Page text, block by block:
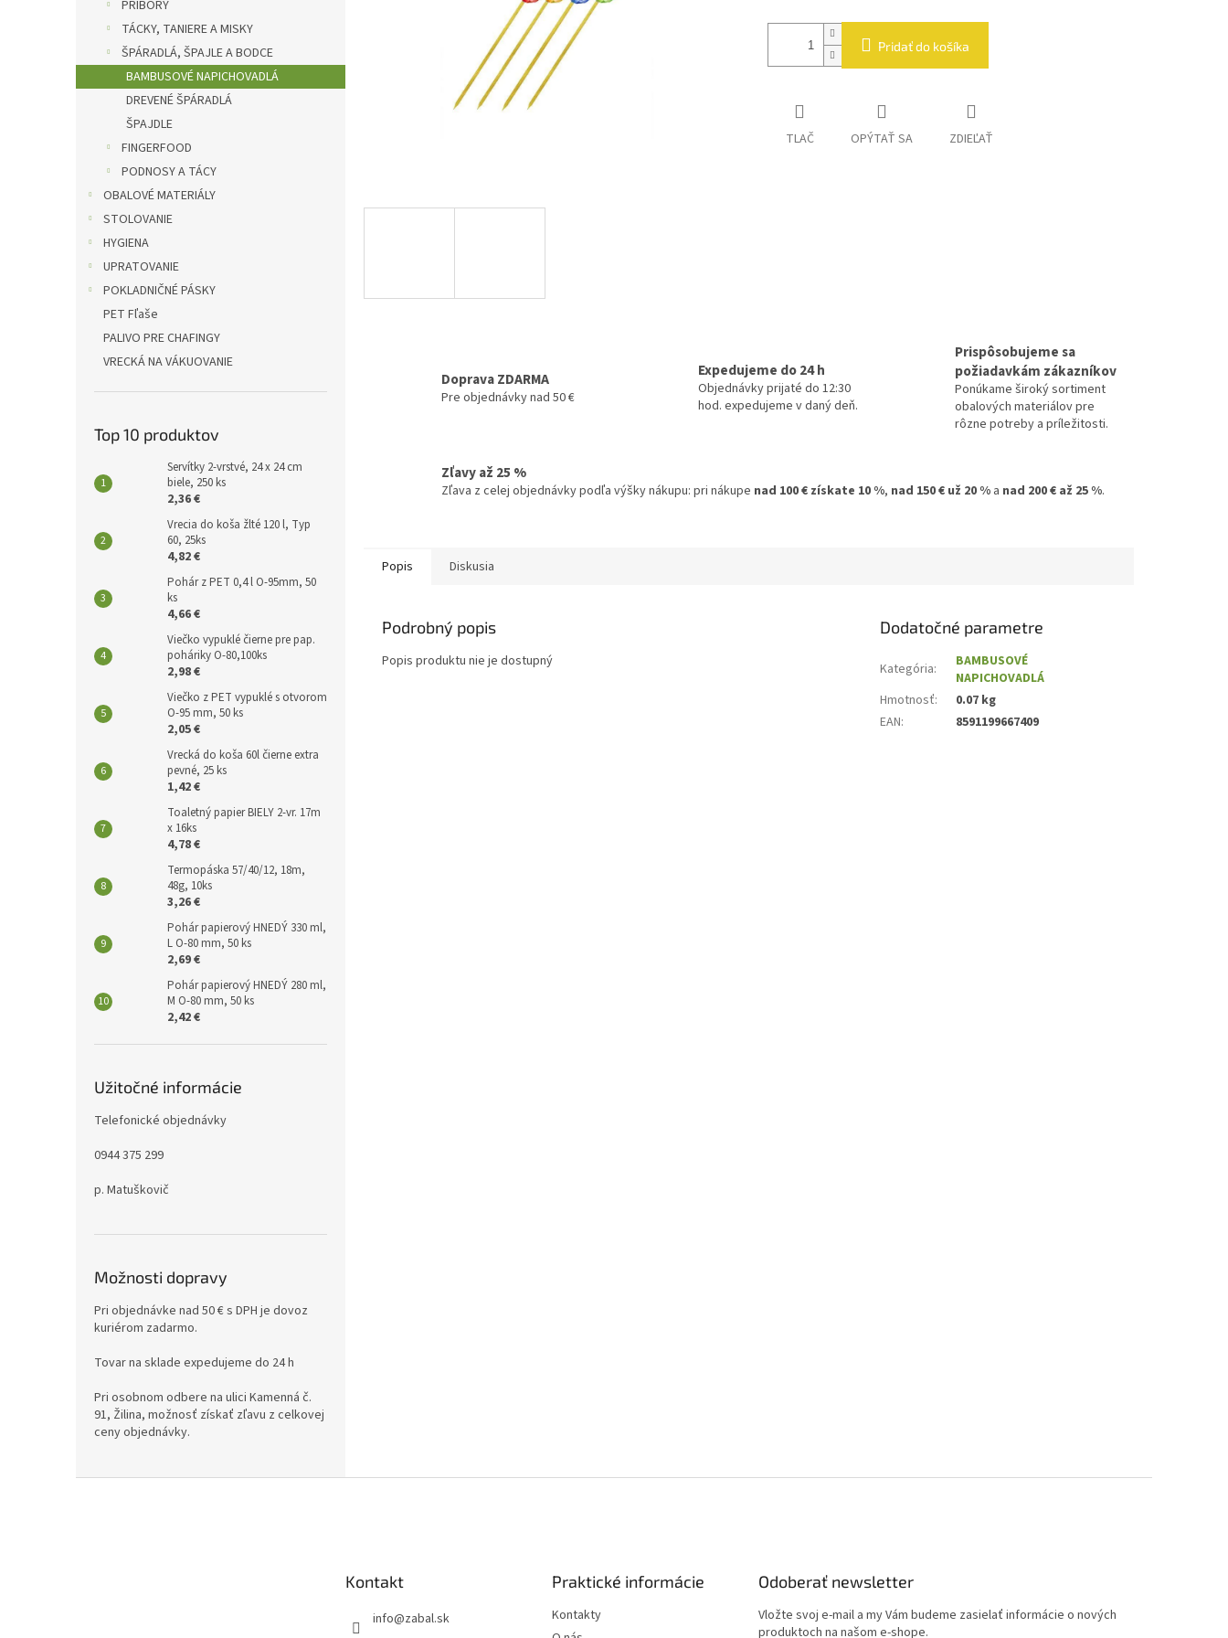
PRÍBORY
TÁCKY, TANIERE A MISKY
ŠPÁRADLÁ, ŠPAJLE A BODCE
BAMBUSOVÉ NAPICHOVADLÁ
DREVENÉ ŠPÁRADLÁ
ŠPAJDLE
FINGERFOOD
PODNOSY A TÁCY
OBALOVÉ MATERIÁLY
STOLOVANIE
HYGIENA
UPRATOVANIE
POKLADNIČNÉ PÁSKY
PET Fľaše
PALIVO PRE CHAFINGY
VRECKÁ NA VÁKUOVANIE
Top 10 produktov
Servítky 2-vrstvé, 24 x 24 cm
biele, 250 ks
2,36 €
Vrecia do koša žlté 120 l, Typ
60, 25ks
4,82 €
Pohár z PET 0,4 l O-95mm, 50
ks
4,66 €
Viečko vypuklé čierne pre pap.
poháriky O-80,100ks
2,98 €
Viečko z PET vypuklé s otvorom
O-95 mm, 50 ks
2,05 €
Vrecká do koša 60l čierne extra
pevné, 25 ks
1,42 €
Toaletný papier BIELY 2-vr. 17m
x 16ks
4,78 €
Termopáska 57/40/12, 18m,
48g, 10ks
3,26 €
Pohár papierový HNEDÝ 330 ml,
L O-80 mm, 50 ks
2,69 €
Pohár papierový HNEDÝ 280 ml,
M O-80 mm, 50 ks
2,42 €
Užitočné informácie
Telefonické objednávky
0944 375 299
p. Matuškovič
Možnosti dopravy
Pri objednávke nad 50 € s DPH je dovoz
kuriérom zadarmo.
Tovar na sklade expedujeme do 24 h
Pri osobnom odbere na ulici Kamenná č.
91, Žilina, možnosť získať zľavu z celkovej
ceny objednávky.
Pridať do košíka
TLAČ OPÝTAŤ SA ZDIEĽAŤ
Doprava ZDARMA
Pre objednávky nad 50 €
Expedujeme do 24 h
Objednávky prijaté do 12:30
hod. expedujeme v daný deň.
Prispôsobujeme sa
požiadavkám zákazníkov
Ponúkame široký sortiment
obalových materiálov pre
rôzne potreby a príležitosti.
Zľavy až 25 %
Zľava z celej objednávky podľa výšky nákupu: pri nákupe nad 100 € získate 10 %, nad 150 € už 20 % a nad 200 € až 25 %.
Popis Diskusia
Podrobný popis
Popis produktu nie je dostupný
Dodatočné parametre
Kategória:
BAMBUSOVÉ
NAPICHOVADLÁ
Hmotnosť:
0.07 kg
EAN: 8591199667409
Kontakt
info@zabal.sk
Praktické informácie
Kontakty
Odoberať newsletter
Vložte svoj e-mail a my Vám budeme zasielať informácie o nových
produktoch na našom e-shope.